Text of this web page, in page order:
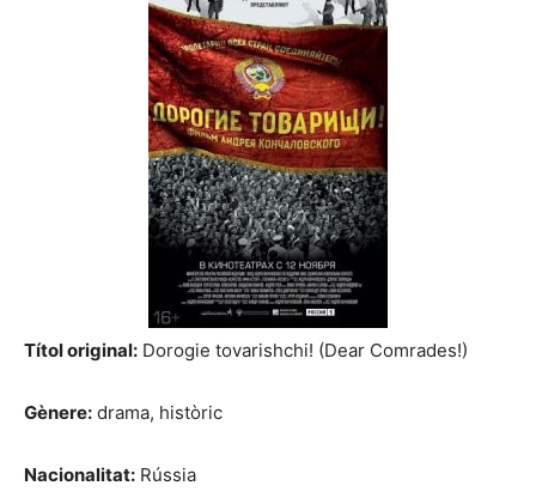
Títol original: Dorogie tovarishchi! (Dear Comrades!)
Gènere: drama, històric
Nacionalitat: Rússia